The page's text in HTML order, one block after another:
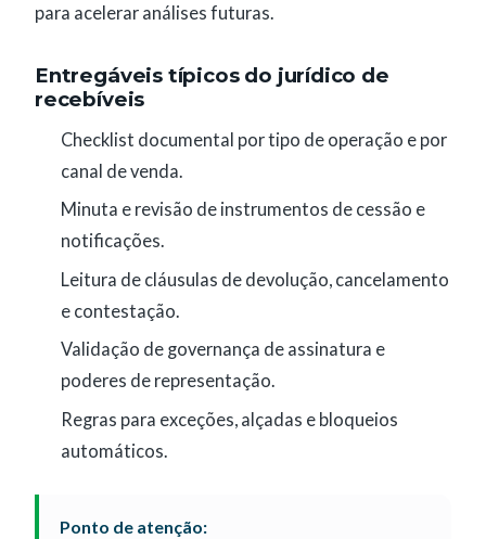
para acelerar análises futuras.
Entregáveis típicos do jurídico de
recebíveis
Checklist documental por tipo de operação e por
canal de venda.
Minuta e revisão de instrumentos de cessão e
notificações.
Leitura de cláusulas de devolução, cancelamento
e contestação.
Validação de governança de assinatura e
poderes de representação.
Regras para exceções, alçadas e bloqueios
automáticos.
Ponto de atenção: